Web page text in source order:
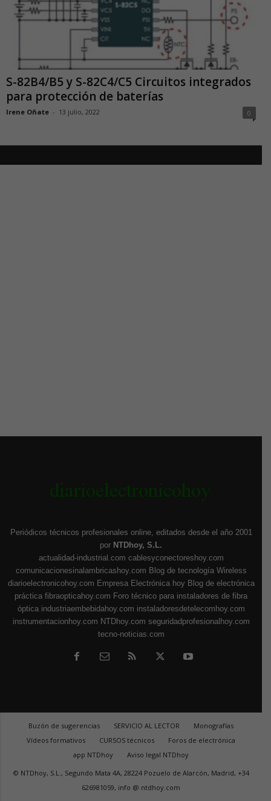
S-82B4/B5 y S-82C4/C5 Circuitos integrados
para protección de baterías
Irene Oñate - 13 julio, 2022 0
Periódicos técnicos profesionales online, editados desde el año 2001
por NTDhoy, S.L.
actualidad-industrial.com cablesyconectoreshoy.com
comunicacionesinalambricashoy.com Blog de tecnología Wireless
diarioelectronicohoy.com Empresa Electrónica hoy Blog de electrónica
práctica fibraopticahoy.com Foro técnico para instaladores de fibra
óptica industriaembebidahoy.com instaladoresdetelecomhoy.com
instrumentacionhoy.com NTDhoy.com seguridadprofesionalhoy.com
tecno-noticias.com
Buzón de sugerencias SERVICIO AL LECTOR
Monografías
Vídeos formativos
CURSOS técnicos
Foros de electrónica
app NTDhoy
Aviso legal NTDhoy
© NTDhoy, S.L., Segundo Mata 4A, 28224 Pozuelo de Alarcón, Madrid, +34
626981059, info @ ntdhoy.com